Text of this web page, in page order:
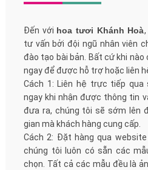
Đến với hoa tươi Khánh Hoà
tư vấn bởi đội ngũ nhân viên
đào tạo bài bản. Bất cứ khi nào
ngay để được hỗ trợ hoặc liên
Cách 1: Liên hệ trực tiếp qua
ngay khi nhận được thông tin
đưa ra, chúng tôi sẽ sớm lên
gian mà khách hàng cung cấp.
Cách 2: Đặt hàng qua
chúng tôi luôn có sẵn các
chọn. Tất cả các mẫu đều là